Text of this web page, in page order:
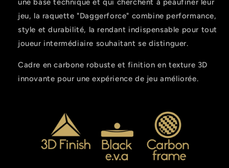
une base technique et qui cherchent à peaufiner leur
jeu, la raquette "Daggerforce" combine performance,
style et durabilité, la rendant indispensable pour tout
joueur intermédiaire souhaitant se distinguer.
Cadre en carbone robuste et finition en texture 3D
innovante pour une expérience de jeu améliorée.